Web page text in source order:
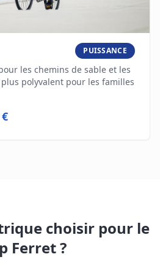
PUISSANCE
les chemins de sable et les
polyvalent pour les familles
choisir pour le
Ferret ?